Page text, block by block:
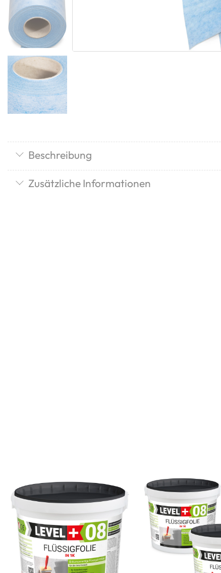
Beschreibung
Zusätzliche Informationen